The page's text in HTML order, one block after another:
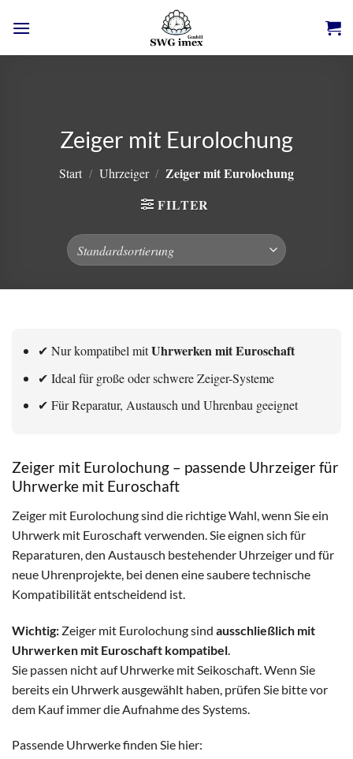
Inhalt
Zeiger mit Eurolochung
Start / Uhrzeiger / Zeiger mit Eurolochung
FILTER
✔ Nur kompatibel mitUhrwerken mit Euroschaft
✔ Ideal für große oder schwere Zeiger-Systeme
✔ Für Reparatur, Austausch und Uhrenbau geeignet
Zeiger mit Eurolochung – passende Uhrzeiger für
Uhrwerke mit Euroschaft
Zeiger mit Eurolochung sind die richtige Wahl, wenn Sie ein
Uhrwerk mit Euroschaft verwenden. Sie eignen sich für
Reparaturen, den Austausch bestehender Uhrzeiger und für
neue Uhrenprojekte, bei denen eine saubere technische
Kompatibilität entscheidend ist.
Wichtig: Zeiger mit Eurolochung sind ausschließlich mit
Uhrwerken mit Euroschaft kompatibel
Sie passen nicht auf Uhrwerke mit Seikoschaft. Wenn Sie
bereits ein Uhrwerk ausgewählt haben, prüfen Sie bitte vor
dem Kauf immer die Aufnahme des Systems.
Passende Uhrwerke finden Sie hier: